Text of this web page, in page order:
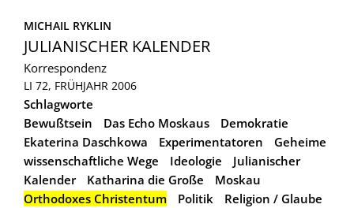
MICHAIL RYKLIN
JULIANISCHER KALENDER
Korrespondenz
LI 72, FRÜHJAHR 2006
Schlagworte
Bewußtsein
Das Echo Moskaus
Demokratie
Ekaterina Daschkowa
Experimentatoren
Geheime
wissenschaftliche Wege
Ideologie
Julianischer
Kalender
Katharina die Große
Moskau
Orthodoxes Christentum
Politik
Religion / Glaube